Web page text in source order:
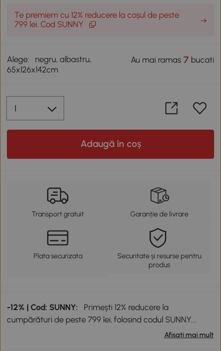
Te premiem cu 12% reducere la coșul de peste
799 lei. Cod SUNNY
Alege:
negru, albastru,
65x126x142cm
Au mai ramas7 bucati
Adaugă în coș
Transport gratuit Garanție de livrare
Plata securizata
Securitate și resurse pentru
produs
-12% | Cod: SUNNY:
Primești 12% reducere la
cumpărături de peste 799 lei, folosind codul SUNNY.
Codul de reducere nu este cumulabil cu alte promoții în
Afisati mai mult